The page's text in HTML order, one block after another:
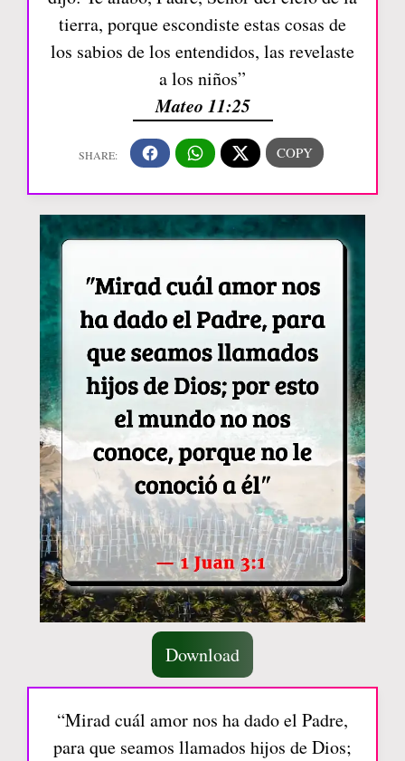
tierra, porque escondiste estas cosas de
los sabios de los entendidos, las revelaste
a los niños”
Mateo 11:25
Download
“Mirad cuál amor nos ha dado el Padre,
para que seamos llamados hijos de Dios;